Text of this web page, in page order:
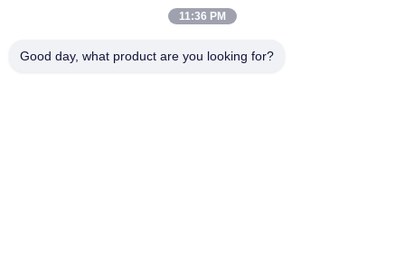
트방어적인 장벽 군 장벽
11:36 PM
Good day, what product are you looking for?